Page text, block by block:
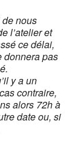
de nous
l’atelier et
ce délai,
donnera pas
y a un
contraire,
alors 72h à
date ou, si